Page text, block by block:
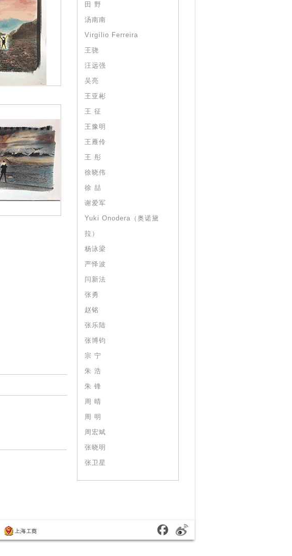
田 野
汤南南
Virgílio Ferreira
王骁
汪远强
吴亮
王亚彬
王 征
王豫明
王雁伶
王 彤
徐晓伟
徐 喆
谢爱军
Yuki Onodera（奥诺黛
拉）
杨泳梁
严怿波
闫新法
张勇
赵铭
张乐陆
张博钧
宗 宁
朱 浩
朱 锋
周 晴
周 明
周宏斌
张晓明
张卫星